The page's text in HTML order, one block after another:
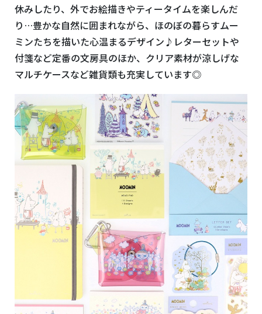
休みしたり、外でお絵描きやティータイムを楽しんだ
り…豊かな自然に囲まれながら、ほのぼの暮らすムー
ミンたちを描いた心温まるデザイン♪レターセットや
付箋など定番の文房具のほか、クリア素材が涼しげな
マルチケースなど雑貨類も充実しています◎